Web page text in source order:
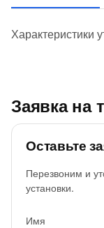
Характеристики
Заявка на
Оставьте
Перезвоним и
установки.
Имя